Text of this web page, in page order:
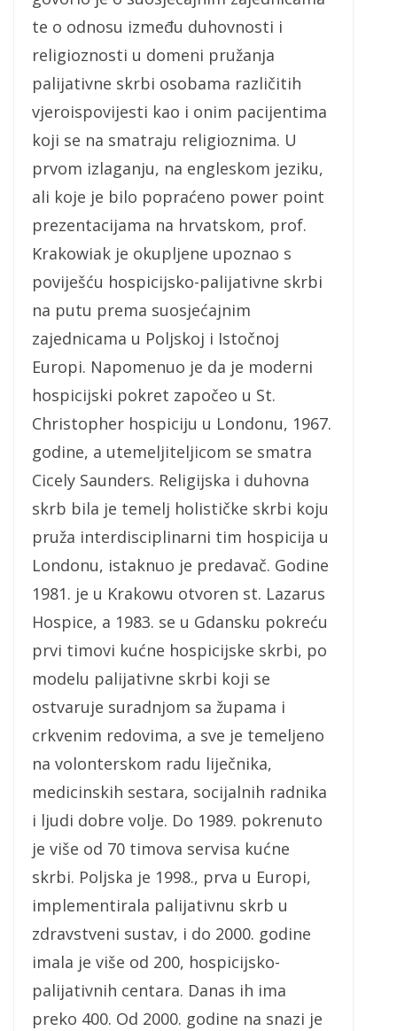
te o odnosu između duhovnosti i
religioznosti u domeni pružanja
palijativne skrbi osobama različitih
vjeroispovijesti kao i onim pacijentima
koji se na smatraju religioznima. U
prvom izlaganju, na engleskom jeziku,
ali koje je bilo popraćeno power point
prezentacijama na hrvatskom, prof.
Krakowiak je okupljene upoznao s
poviješću hospicijsko-palijativne skrbi
na putu prema suosjećajnim
zajednicama u Poljskoj i Istočnoj
Europi. Napomenuo je da je moderni
hospicijski pokret započeo u St.
Christopher hospiciju u Londonu, 1967.
godine, a utemeljiteljicom se smatra
Cicely Saunders. Religijska i duhovna
skrb bila je temelj holističke skrbi koju
pruža interdisciplinarni tim hospicija u
Londonu, istaknuo je predavač. Godine
1981. je u Krakowu otvoren st. Lazarus
Hospice, a 1983. se u Gdansku pokreću
prvi timovi kućne hospicijske skrbi, po
modelu palijativne skrbi koji se
ostvaruje suradnjom sa župama i
crkvenim redovima, a sve je temeljeno
na volonterskom radu liječnika,
medicinskih sestara, socijalnih radnika
i ljudi dobre volje. Do 1989. pokrenuto
je više od 70 timova servisa kućne
skrbi. Poljska je 1998., prva u Europi,
implementirala palijativnu skrb u
zdravstveni sustav, i do 2000. godine
imala je više od 200, hospicijsko-
palijativnih centara. Danas ih ima
preko 400. Od 2000. godine na snazi je